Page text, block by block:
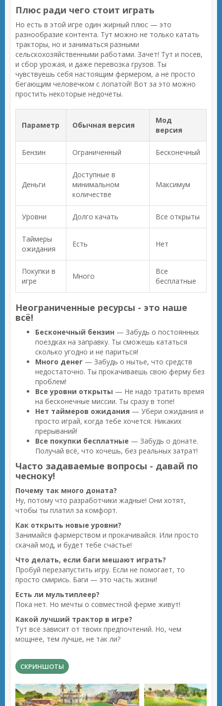
Плюс ради чего стоит играть
Но есть в этой игре один жирный плюс — это
разнообразие контента. Тут можно не только катать
тракторы, но и заниматься разными
сельскохозяйственными работами. Зачет! Тут и посев,
и сбор урожая, и даже перевозка грузов. Ты
чувствуешь себя настоящим фермером, а не просто
бегающим человечком с лопатой! Вот за это можно
простить некоторые недочеты.
Параметр Обычная версия
Мод
версия
Бензин Ограниченный Бесконечный
Деньги
Доступные в
минимальном
количестве
Максимум
Уровни Долго качать Все открыты
Таймеры
ожидания
Есть Нет
Покупки в
игре
Много
Все
бесплатные
Неограниченные ресурсы - это наше
всё!
Бесконечный бензин — Забудь о постоянных
поездках на заправку. Ты сможешь кататься
сколько угодно и не париться!
Много денег — Забудь о нытье, что средств
недостаточно. Ты прокачиваешь свою ферму без
проблем!
Все уровни открыты — Не надо тратить время
на бесконечные миссии. Ты сразу в топе!
Нет таймеров ожидания — Убери ожидания и
просто играй, когда тебе хочется. Никаких
прерываний!
Все покупки бесплатные — Забудь о донате.
Получай всё, что хочешь, без реальных затрат!
Часто задаваемые вопросы - давай по
чесноку!
Почему так много доната?
Ну, потому что разработчики жадные! Они хотят,
чтобы ты платил за комфорт.
Как открыть новые уровни?
Занимайся фармерством и прокачивайся. Или просто
скачай мод, и будет тебе счастье!
Что делать, если баги мешают играть?
Пробуй перезапустить игру. Если не помогает, то
просто смирись. Баги — это часть жизни!
Есть ли мультиплеер?
Пока нет. Но мечты о совместной ферме живут!
Какой лучший трактор в игре?
Тут всё зависит от твоих предпочтений. Но, чем
мощнее, тем лучше, не так ли?
СКРИНШОТЫ